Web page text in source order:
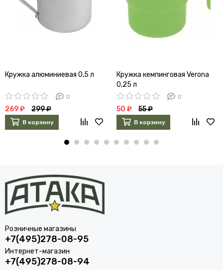
Кружка алюминиевая 0,5 л
0
269 ₽ 299 ₽
В корзину
Кружка кемпинговая Verona
0,25 л
0
50 ₽ 55 ₽
В корзину
Розничные магазины
+7(495)278-08-95
Интернет-магазин
+7(495)278-08-94